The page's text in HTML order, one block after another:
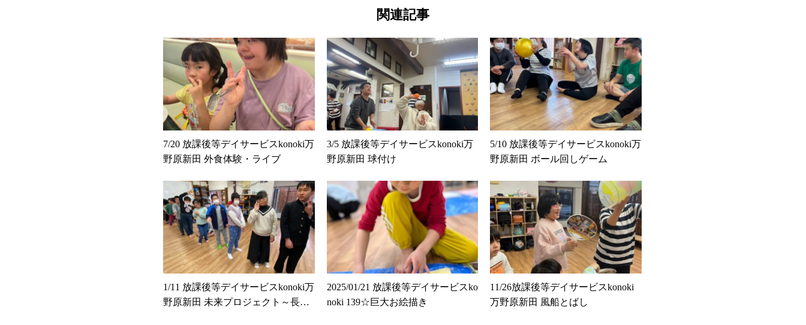
関連記事
7/20 放課後等デイサービスkonoki万
野原新田 外食体験・ライブ
3/5 放課後等デイサービスkonoki万
野原新田 球付け
5/10 放課後等デイサービスkonoki万
野原新田 ボール回しゲーム
1/11 放課後等デイサービスkonoki万
野原新田 未来プロジェクト～長さ
2025/01/21 放課後等デイサービスko
noki 139☆巨大お絵描き
11/26放課後等デイサービスkonoki
万野原新田 風船とばし